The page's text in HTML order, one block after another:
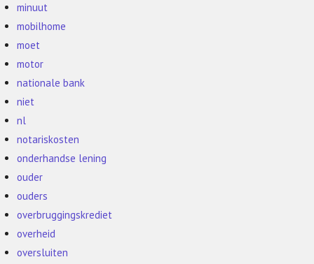
minuut
mobilhome
moet
motor
nationale bank
niet
nl
notariskosten
onderhandse lening
ouder
ouders
overbruggingskrediet
overheid
oversluiten